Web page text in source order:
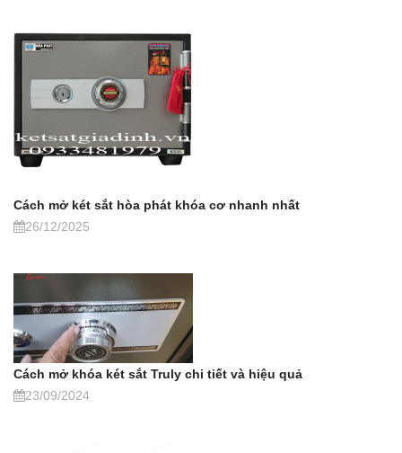
Cách mở két sắt hòa phát khóa cơ nhanh nhất
26/12/2025
Cách mở khóa két sắt Truly chi tiết và hiệu quả
23/09/2024